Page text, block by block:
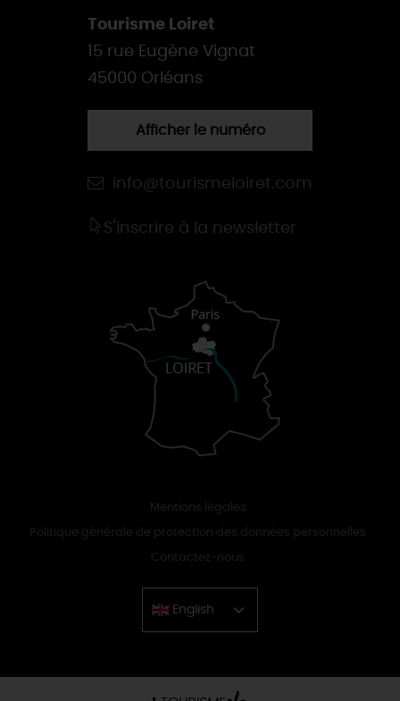
Tourisme Loiret
15 rue Eugène Vignat
45000 Orléans
Afficher le numéro
info@tourismeloiret.com
S'inscrire à la newsletter
Mentions légales
Politique générale de protection des données personnelles
Contactez-nous
English
Chinese